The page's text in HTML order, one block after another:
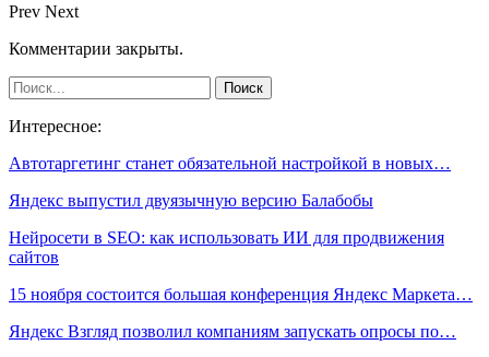
Prev Next
Комментарии закрыты.
Интересное:
Автотаргетинг станет обязательной настройкой в новых…
Яндекс выпустил двуязычную версию Балабобы
Нейросети в SEO: как использовать ИИ для продвижения
сайтов
15 ноября состоится большая конференция Яндекс Маркета…
Яндекс Взгляд позволил компаниям запускать опросы по…